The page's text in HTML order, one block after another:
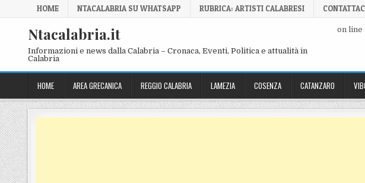
Skip to content
HOME NTACALABRIA SU WHATSAPP RUBRICA: ARTISTI CALABRESI
Ntacalabria.it
Informazioni e news dalla Calabria – Cronaca, Eventi, Politica e attualità in
Calabria
on line
HOME AREA GRECANICA REGGIO CALABRIA LAMEZIA COSENZA CATANZARO